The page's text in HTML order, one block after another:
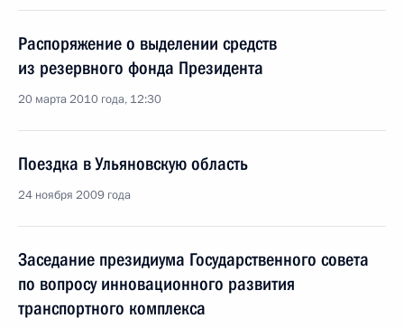
Распоряжение о выделении средств
из резервного фонда Президента
20 марта 2010 года, 12:30
Поездка в Ульяновскую область
24 ноября 2009 года
Заседание президиума Государственного совета
по вопросу инновационного развития
транспортного комплекса